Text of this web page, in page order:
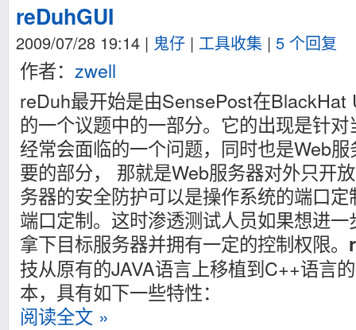
reDuhGUI
2009/07/28 19:14 | 鬼仔 | 工具收集 | 5 个回复
作者： zwell
reDuh最开始是由SensePost在BlackHat
的一个议题中的一部分。它的出现是针
经常会面临的一个问题，同时也是Web
要的部分， 那就是Web服务器对外只开
务器的安全防护可以是操作系统的端口
端口定制。这时渗透测试人员如果想进
拿下目标服务器并拥有一定的控制权限。
技从原有的JAVA语言上移植到C++语言
本，具有如下一些特性：
阅读全文 »